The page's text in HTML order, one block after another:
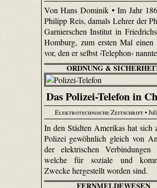
Von Hans Dominik • Im Jahr
Philipp Reis, damals Lehrer der
Garnierschen Institut in
Homburg, zum ersten Mal einen
vor, den er selbst ›Telephon‹
ORDNUNG &
Das Polizei-Telefon in
Elektrotechnische Zeitschrift•
In den Städten Amerikas hat sich
Polizei gewöhnlich gleich von
der elektrischen Verbindungen
welche für soziale und
Zwecke hergestellt worden sind.
FERNMELDEWESEN